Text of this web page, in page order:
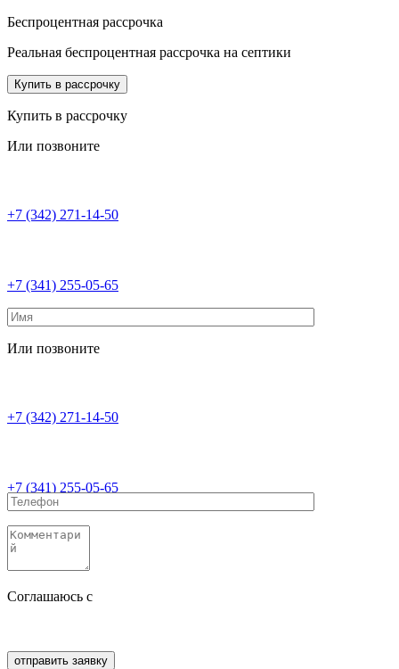
Беспроцентная рассрочка
Реальная беспроцентная рассрочка на септики
Купить в рассрочку
Купить в рассрочку
Или позвоните
+7 (342) 271-14-50
+7 (341) 255-05-65
Или позвоните
+7 (342) 271-14-50
+7 (341) 255-05-65
Соглашаюсь с